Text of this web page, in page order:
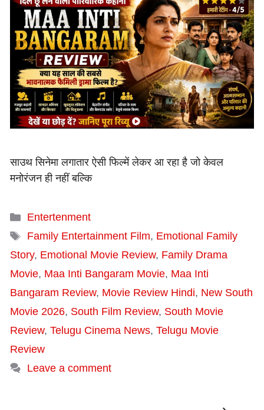
साउथ सिनेमा लगातार ऐसी फिल्में लेकर आ रहा है जो केवल
मनोरंजन ही नहीं बल्कि
Categories
Entertenment
Tags
Family Entertainment Film, Emotional Family
Story, Emotional Movie Review, Family Drama
Movie, Maa Inti Bangaram Movie, Maa Inti
Bangaram Review, Movie Review Hindi, New South
Movie 2026, South Film Review, South Movie
Review, Telugu Cinema News, Telugu Movie
Review
Leave a comment